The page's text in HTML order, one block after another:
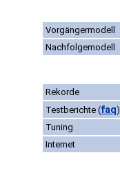
Vorgängermodell
Nachfolgemodell
Rekorde
Testberichte (faq)
Tuning
Internet